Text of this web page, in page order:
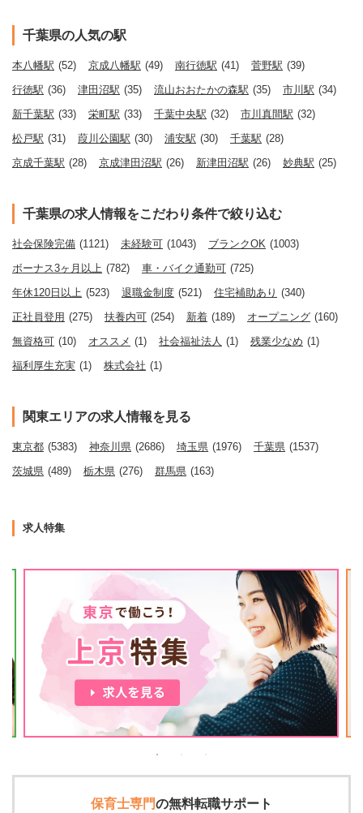
千葉県の人気の駅
本八幡駅 (52) 京成八幡駅 (49) 南行徳駅 (41) 菅野駅 (39)
行徳駅 (36) 津田沼駅 (35) 流山おおたかの森駅 (35) 市川駅 (34)
新千葉駅 (33) 栄町駅 (33) 千葉中央駅 (32) 市川真間駅 (32)
松戸駅 (31) 葭川公園駅 (30) 浦安駅 (30) 千葉駅 (28)
京成千葉駅 (28) 京成津田沼駅 (26) 新津田沼駅 (26) 妙典駅 (25)
千葉県の求人情報をこだわり条件で絞り込む
社会保険完備 (1121) 未経験可 (1043) ブランクOK (1003)
ボーナス3ヶ月以上 (782) 車・バイク通勤可 (725)
年休120日以上 (523) 退職金制度 (521) 住宅補助あり (340)
正社員登用 (275) 扶養内可 (254) 新着 (189) オープニング (160)
無資格可 (10) オススメ (1) 社会福祉法人 (1) 残業少なめ (1)
福利厚生充実 (1) 株式会社 (1)
関東エリアの求人情報を見る
東京都 (5383) 神奈川県 (2686) 埼玉県 (1976) 千葉県 (1537)
茨城県 (489) 栃木県 (276) 群馬県 (163)
求人特集
保育士専門の無料転職サポート